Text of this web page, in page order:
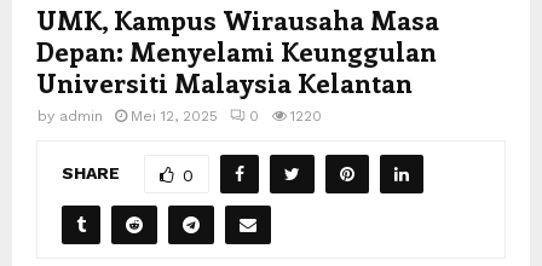
UMK, Kampus Wirausaha Masa
Depan: Menyelami Keunggulan
Universiti Malaysia Kelantan
by admin Mei 12, 2025 0 1220
SHARE 0